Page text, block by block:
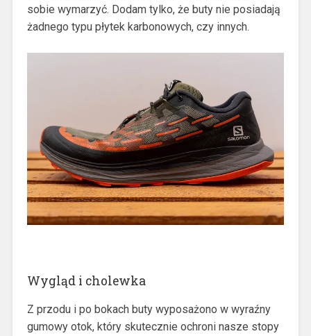
sobie wymarzyć. Dodam tylko, że buty nie posiadają
żadnego typu płytek karbonowych, czy innych.
Wygląd i cholewka
Z przodu i po bokach buty wyposażono w wyraźny
gumowy otok, który skutecznie ochroni nasze stopy